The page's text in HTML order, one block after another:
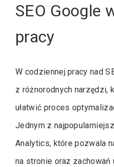
SEO Google
pracy
W codziennej pracy nad
z różnorodnych narzędzi,
ułatwić proces
Jednym z
Analytics, które pozwala
na stronie oraz